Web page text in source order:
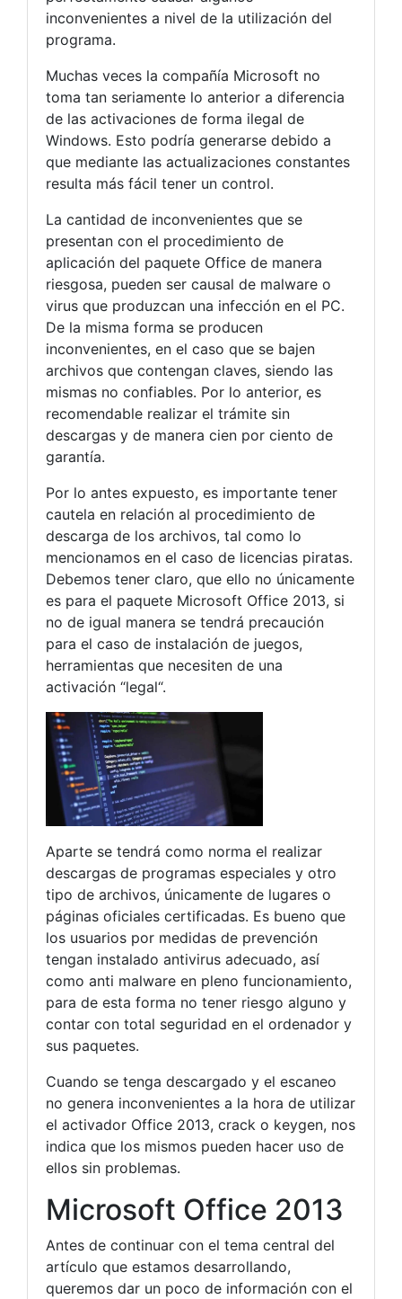
inconvenientes a nivel de la utilización del
programa.
Muchas veces la compañía Microsoft no
toma tan seriamente lo anterior a diferencia
de las activaciones de forma ilegal de
Windows. Esto podría generarse debido a
que mediante las actualizaciones constantes
resulta más fácil tener un control.
La cantidad de inconvenientes que se
presentan con el procedimiento de
aplicación del paquete Office de manera
riesgosa, pueden ser causal de malware o
virus que produzcan una infección en el PC.
De la misma forma se producen
inconvenientes, en el caso que se bajen
archivos que contengan claves, siendo las
mismas no confiables. Por lo anterior, es
recomendable realizar el trámite sin
descargas y de manera cien por ciento de
garantía.
Por lo antes expuesto, es importante tener
cautela en relación al procedimiento de
descarga de los archivos, tal como lo
mencionamos en el caso de licencias piratas.
Debemos tener claro, que ello no únicamente
es para el paquete Microsoft Office 2013, si
no de igual manera se tendrá precaución
para el caso de instalación de juegos,
herramientas que necesiten de una
activación “legal“.
Aparte se tendrá como norma el realizar
descargas de programas especiales y otro
tipo de archivos, únicamente de lugares o
páginas oficiales certificadas. Es bueno que
los usuarios por medidas de prevención
tengan instalado antivirus adecuado, así
como anti malware en pleno funcionamiento,
para de esta forma no tener riesgo alguno y
contar con total seguridad en el ordenador y
sus paquetes.
Cuando se tenga descargado y el escaneo
no genera inconvenientes a la hora de utilizar
el activador Office 2013, crack o keygen, nos
indica que los mismos pueden hacer uso de
ellos sin problemas.
Microsoft Office 2013
Antes de continuar con el tema central del
artículo que estamos desarrollando,
queremos dar un poco de información con el